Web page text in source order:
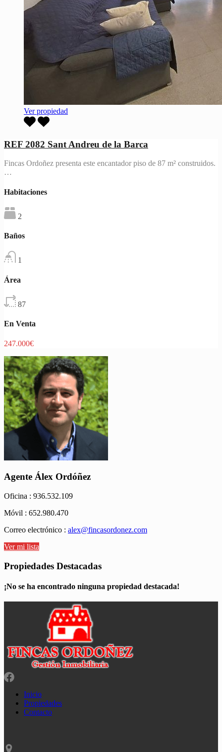
Ver propiedad
REF 2082 Sant Andreu de la Barca
Fincas Ordoñez presenta este encantador piso de 87 m² construidos.
…
Habitaciones
2
Baños
1
Área
87
En Venta
247.000€
Agente Álex Ordóñez
Oficina : 936.532.109
Móvil : 652.980.470
Correo electrónico : alex@fincasordonez.com
Ver mi lista
Propiedades Destacadas
¡No se ha encontrado ninguna propiedad destacada!
Inicio
Propiedades
Contacto